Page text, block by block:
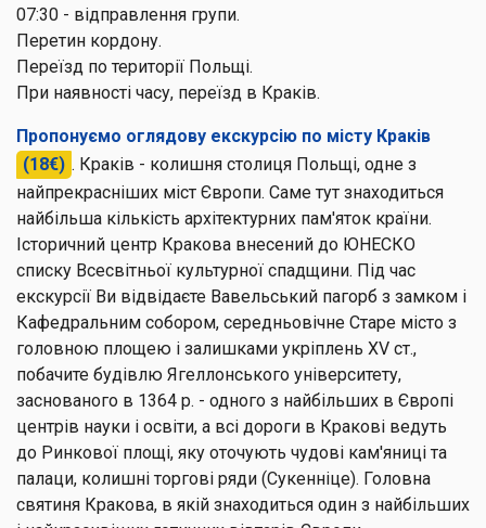
07:30 - відправлення групи.
Перетин кордону.
Переїзд по території Польщі.
При наявності часу, переїзд в Краків.
Пропонуємо оглядову екскурсію по місту Краків
(18€) . Краків - колишня столиця Польщі, одне з
найпрекрасніших міст Європи. Саме тут знаходиться
найбільша кількість архітектурних пам'яток країни.
Історичний центр Кракова внесений до ЮНЕСКО
списку Всесвітньої культурної спадщини. Під час
екскурсії Ви відвідаєте Вавельський пагорб з замком і
Кафедральним собором, середньовічне Старе місто з
головною площею і залишками укріплень XV ст.,
побачите будівлю Ягеллонського університету,
заснованого в 1364 р. - одного з найбільших в Європі
центрів науки і освіти, а всі дороги в Кракові ведуть
до Ринкової площі, яку оточують чудові кам'яниці та
палаци, колишні торгові ряди (Сукенніце). Головна
святиня Кракова, в якій знаходиться один з найбільших